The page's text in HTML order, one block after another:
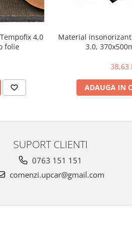
4,0
folie
Material
3.0,
38,63
ADAUGA IN
SUPORT CLIENTI
0763 151 151
comenzi.upcar@gmail.com